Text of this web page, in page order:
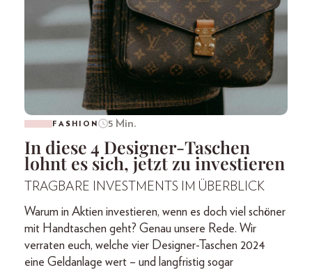
FASHION 5 Min.
In diese 4 Designer-Taschen
lohnt es sich, jetzt zu investieren
TRAGBARE INVESTMENTS IM ÜBERBLICK
Warum in Aktien investieren, wenn es doch viel schöner
mit Handtaschen geht? Genau unsere Rede. Wir
verraten euch, welche vier Designer-Taschen 2024
eine Geldanlage wert – und langfristig sogar